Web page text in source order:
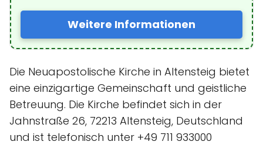
Weitere Informationen
Die Neuapostolische Kirche in Altensteig bietet
eine einzigartige Gemeinschaft und geistliche
Betreuung. Die Kirche befindet sich in der
Jahnstraße 26, 72213 Altensteig, Deutschland
und ist telefonisch unter +49 711 933000